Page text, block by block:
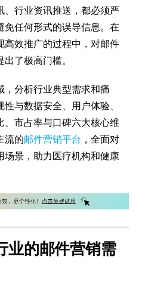
、行业资讯推送，都必须严
免任何形式的误导信息。在
高效推广的过程中，对邮件
了极高门槛。
，分析行业典型需求和痛
与数据安全、用户体验、
、市占率与口碑六大核心维
流的邮件营销平台 ，全面对
场景，助力医疗机构和健康
业的邮件营销需